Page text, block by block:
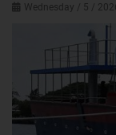
Wednesday / 5 /